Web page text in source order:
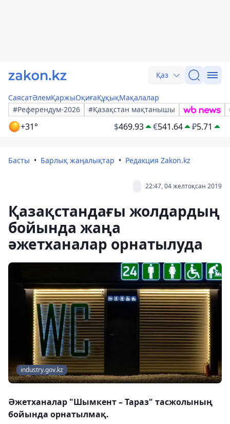
Қаз
СаясатӘлемҚаржыОқиғаҚұқықМақалалар
#Референдум-2026
#Қазақстан мақтанышы
+31° $469.93 €541.64 ₽5.71
Басты Барлық жаңалықтар Редакция Zakon.kz
22:47, 04 желтоқсан 2019
Қазақстандағы жолдардың
бойында жаңа
әжетханалар орнатылуда
industry.gov.kz
Әжетханалар "Шымкент – Тараз" тасжолының
бойында орнатылмақ.